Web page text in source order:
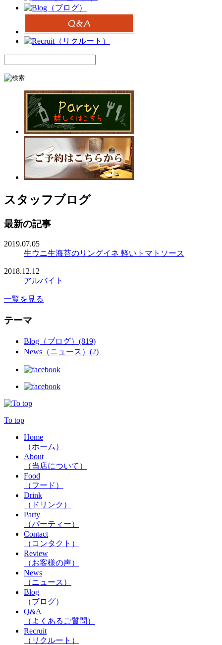
スタッフブログ
最新の記事
2019.07.05
生ウニ生海苔のリングイネ 軽いトマトソース
2018.12.12
アルバイト
一覧を見る
テーマ
Blog（ブログ）(819)
News（ニュース）(2)
To top
Home
（ホーム）
About
（当店について）
Food
（フード）
Drink
（ドリンク）
Party
（パーティー）
Contact
（コンタクト）
Review
（お客様の声）
News
（ニュース）
Blog
（ブログ）
Q&A
（よくあるご質問）
Recruit
（リクルート）